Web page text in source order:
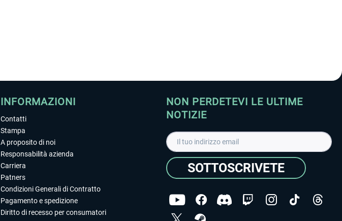
INFORMAZIONI
Contatti
Stampa
A proposito di noi
Responsabilità azienda
Carriera
Patners
Condizioni Generali di Contratto
Pagamento e spedizione
Diritto di recesso per consumatori
NON PERDETEVI LE ULTIME
NOTIZIE
SOTTOSCRIVETE